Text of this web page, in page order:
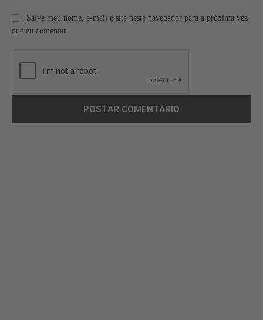
Salve meu nome, e-mail e site neste navegador para a próxima vez
que eu comentar.